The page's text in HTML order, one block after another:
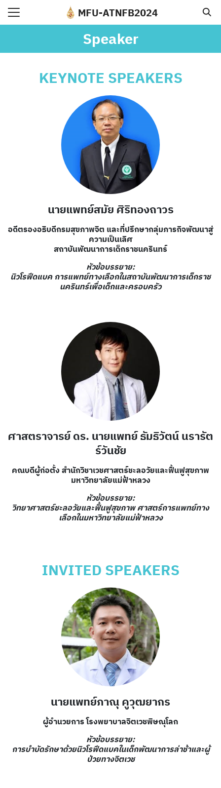
Skip
MFU-ATNFB2024
Conference
Speaker
KEYNOTE SPEAKERS
นายแพทย์สมัย ศิริทองถาวร
อดีตรองอธิบดีกรมสุขภาพจิต และที่ปรึกษากลุ่มภารกิจพัฒนาสู่
ความเป็นเลิศ
สถาบันพัฒนาการเด็กราชนครินทร์
หัวข้อบรรยาย:
นิวโรฟีดแบค การแพทย์ทางเลือกในสถาบันพัฒนาการเด็กราช
นครินทร์เพื่อเด็กและครอบครัว
ศาสตราจารย์ดร. นายแพทย์ ธัมธิวัตน์ นรารัต
ร์วันชัย
คณบดีผู้ก่อตั้ง สำนักวิชาเวชศาสตร์ชะลอวัยและฟื้นฟูสุขภาพ
มหาวิทยาลัยแม่ฟ้าหลวง
หัวข้อบรรยาย:
วิทยาศาสตร์ชะลอวัยและฟื้นฟูสุขภาพ ศาสตร์การแพทย์ทาง
เลือกในมหาวิทยาลัยแม่ฟ้าหลวง
INVITED SPEAKERS
นายแพทย์ภาณุ คูวุฒยากร
ผู้อำนวยการ โรงพยาบาลจิตเวชพิษณุโลก
หัวข้อบรรยาย:
การบำบัดรักษาด้วยนิวโรฟีดแบคในเด็กพัฒนาการล่าช้าและผู้
ป่วยทางจิตเวช